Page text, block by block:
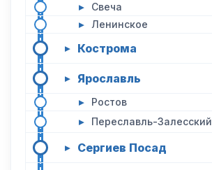
▸ Свеча
▸ Ленинское
▸ Кострома
▸ Ярославль
▸ Ростов
▸ Переславль-Залесский
▸ Сергиев Посад